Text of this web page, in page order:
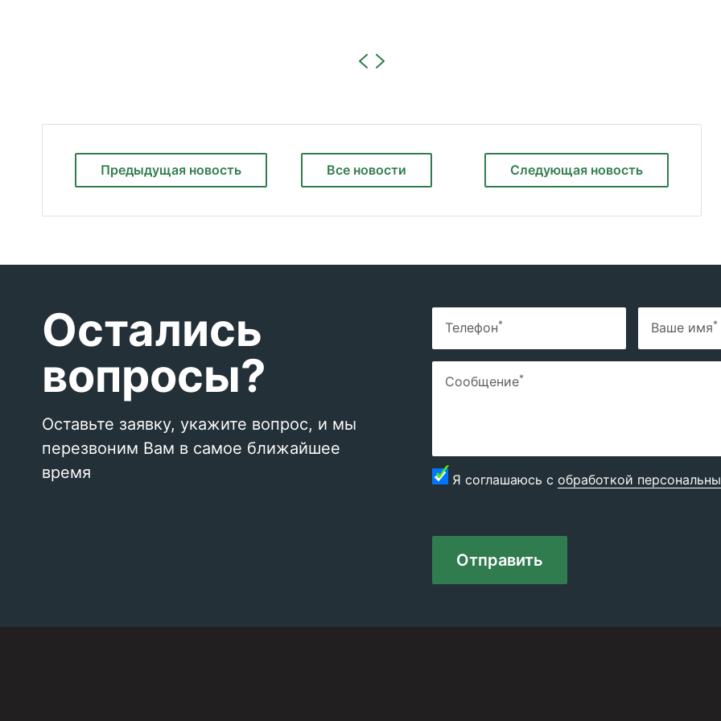
Предыдущая новость Следующая новость
Все новости
Остались
вопросы?
Оставьте заявку, укажите вопрос, и мы
перезвоним Вам в самое ближайшее
время
Телефон* Ваше имя*
Сообщение*
Я соглашаюсь с обработкой
Отправить